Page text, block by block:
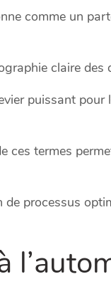
comme un
claire
puissant
ces termes
de processus